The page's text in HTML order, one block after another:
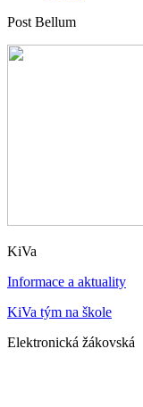
Post Bellum
KiVa
Informace a aktuality
KiVa tým na škole
Elektronická žákovská